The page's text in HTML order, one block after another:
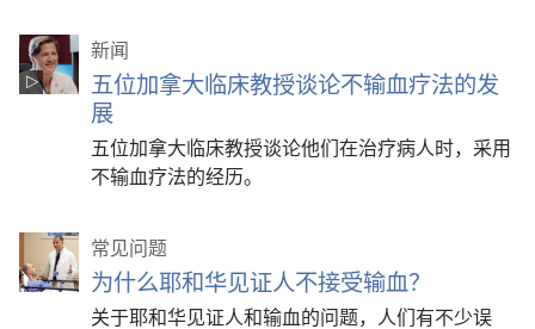
新闻
五位加拿大临床教授谈论不输血疗法的发
展
五位加拿大临床教授谈论他们在治疗病人时，采用
不输血疗法的经历。
常见问题
为什么耶和华见证人不接受输血？
关于耶和华见证人和输血的问题，人们有不少误